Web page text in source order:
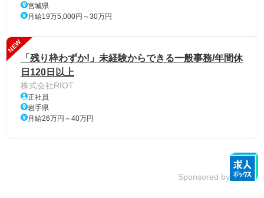
宮城県
月給19万5,000円～30万円
NEW
「残り枠わずか!」未経験からできる一般事務/年間休
日120日以上
株式会社RIOT
正社員
岩手県
月給26万円～40万円
Sponsored by